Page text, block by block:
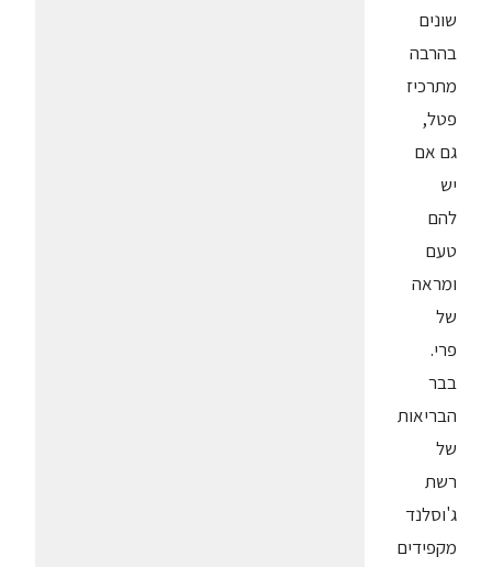
שונים
בהרבה
מתרכיז
פטל,
גם אם
יש
להם
טעם
ומראה
של
פרי.
בבר
הבריאות
של
רשת
ג'וסלנד
מקפידים